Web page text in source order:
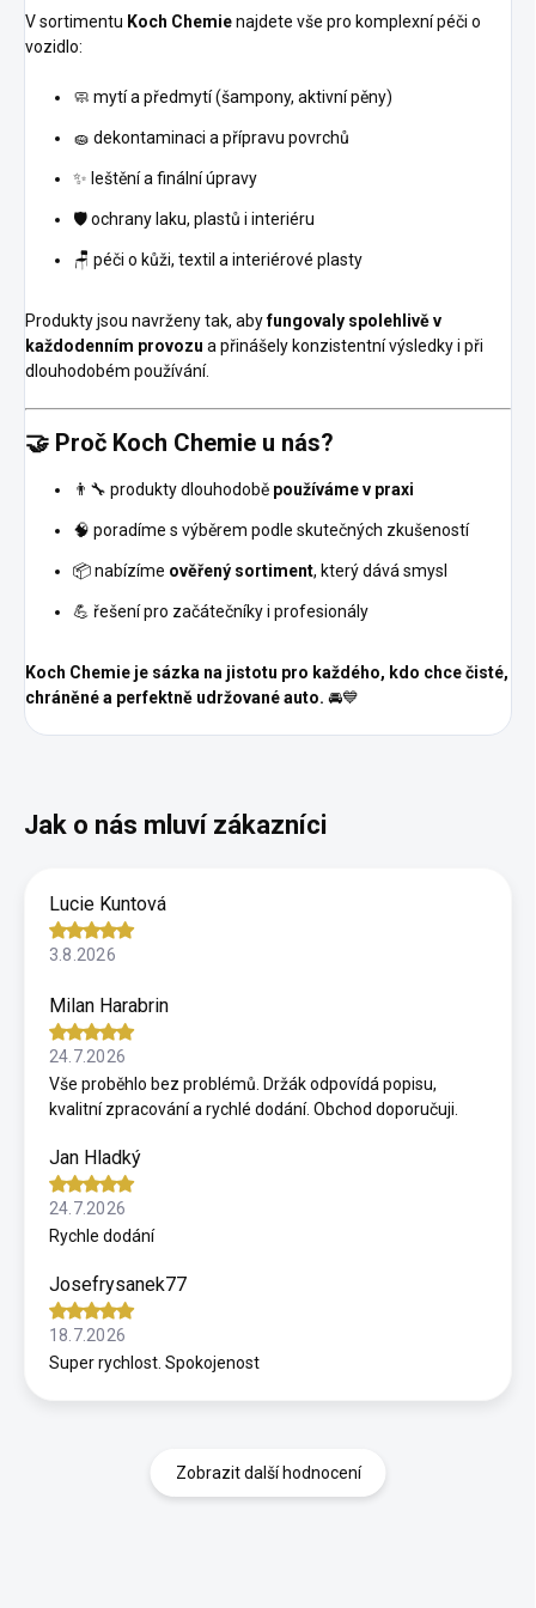
V sortimentu Koch Chemienajdete vše pro komplexní péči o
vozidlo:
🧼 mytí a předmytí (šampony, aktivní pěny)
🧽 dekontaminaci a přípravu povrchů
✨ leštění a finální úpravy
🛡️ ochrany laku, plastů i interiéru
🪑 péči o kůži, textil a interiérové plasty
Produkty jsou navrženy tak, abyfungovaly spolehlivě v
každodenním provozu a přinášely konzistentní výsledky i při
dlouhodobém používání.
🤝 Proč Koch Chemie u nás?
👨‍🔧 produkty dlouhodobě používáme v praxi
🧠 poradíme s výběrem podle skutečných zkušeností
📦 nabízíme ověřený sortiment, který dává smysl
💪 řešení pro začátečníky i profesionály
Koch Chemie je sázka na jistotu pro každého, kdo chce čisté,
chráněné a perfektně udržované auto. 🚘💙
Lucie Kuntová
3.8.2026
Milan Harabrin
24.7.2026
Vše proběhlo bez problémů. Držák odpovídá popisu,
kvalitní zpracování a rychlé dodání. Obchod doporučuji.
Jan Hladký
24.7.2026
Rychle dodání
Josefrysanek77
18.7.2026
Super rychlost. Spokojenost
Zobrazit další hodnocení